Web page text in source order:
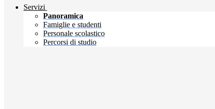
Servizi
Panoramica
Famiglie e studenti
Personale scolastico
Percorsi di studio